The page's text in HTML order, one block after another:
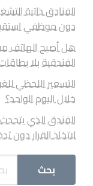
الفنادق ذاتية
دون موظفي
هل أصبح الهاتف
الفندقية بلا
التسعير اللحظي
خلال اليوم الواحد؟
الفندق الذي
لاتخاذ القرار دون